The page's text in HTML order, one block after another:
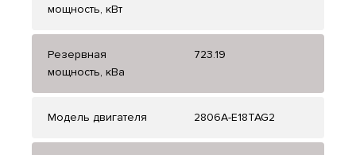
мощность, кВт
Резервная
мощность, кВа
723.19
Модель двигателя 2806A-E18TAG2